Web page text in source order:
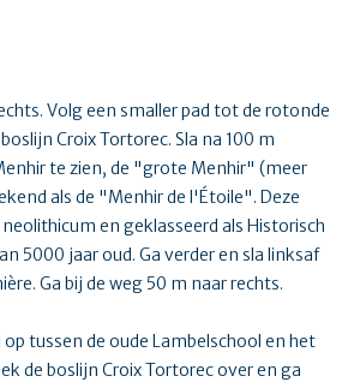
Volg een smaller pad tot de rotonde
Croix Tortorec. Sla na 100 m
te zien, de "grote Menhir" (meer
als de "Menhir de l'Étoile". Deze
en geklasseerd als Historisch
5000 jaar oud. Ga verder en sla linksaf
Ga bij de weg 50 m naar rechts.
tussen de oude Lambelschool en het
de boslijn Croix Tortorec over en ga